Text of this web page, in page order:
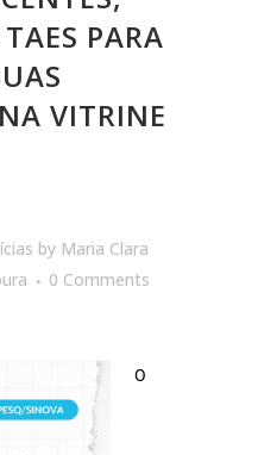
PARA
VITRINE
by Maria Clara
0 Comments
O